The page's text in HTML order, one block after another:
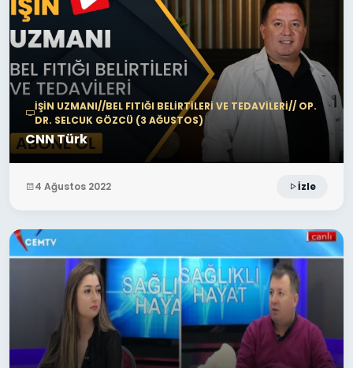
İŞİN UZMANI//BEL FITIĞI BELİRTİLERİ VE TEDAVİLERİ// OP.
DR. SELCUK GÖZCÜ (3 AĞUSTOS)
CNN Türk
4 Ağustos 2022 İzle